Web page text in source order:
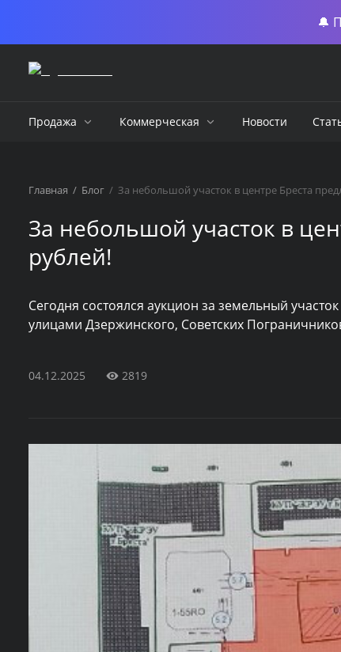
🔔
Продажа Коммерческая Новости
Главная / Блог / За небольшой участок в центре Бреста
За небольшой участок в
рублей!
Сегодня состоялся аукцион за земельный
улицами Дзержинского, Советских
04.12.2025 2819